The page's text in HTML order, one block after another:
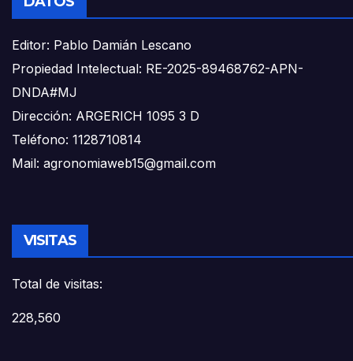
Editor: Pablo Damián Lescano
Propiedad Intelectual: RE-2025-89468762-APN-
DNDA#MJ
Dirección: ARGERICH 1095 3 D
Teléfono: 1128710814
Mail: agronomiaweb15@gmail.com
VISITAS
Total de visitas:
228,560